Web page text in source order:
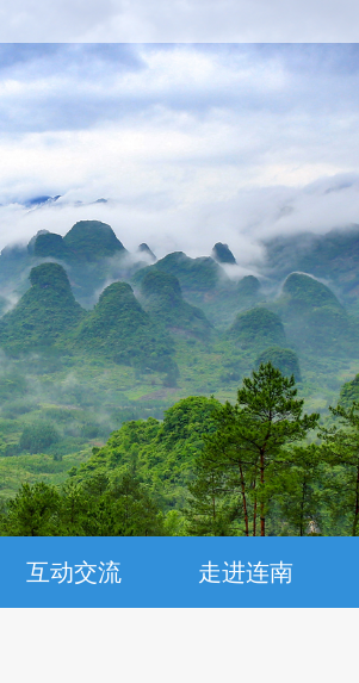
互动交流 走进连南